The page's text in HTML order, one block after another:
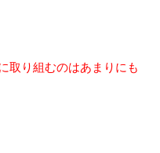
取り組むのはあまりにも